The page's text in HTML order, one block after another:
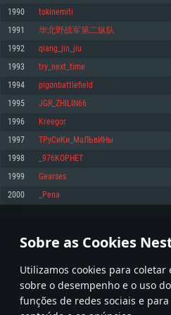
Sobre as Cookies
Utilizamos cookies para
sobre o desempenho e o uso
funções de redes sociais e
Memória: 4GB
Placa Gráfica: Placa com DirectX 11:
GTX 660. Resolução mínima suportada:
Network: Internet de banda larga.
Disco: 23,1 GB
Recomendado
superior, Radeon RX 570 ou superior
Disco: 75,9 GB
Memória: 6 GB
Placa Gráfica: Intel Iris Pro 5200 (Mac),
Resolução mínima suportada: 720p
Network: Internet de banda larga.
Disco: 21,5 GB
Recomendado
Network: Internet de banda larga.
Memória: 4 GB
Placa Gráfica: NVIDIA 660 com os
meses) / equivalentes AMD com os
Vulkan (não mais de 6 meses);
Network: Internet de banda larga.
Disco: 21,5 GB
Recomendado
Sistema Operativo: Ubuntu 20.04 64bit
Processador: Intel Core i7
Memória: 16 GB
Placa Gráfica: NVIDIA 1060 com os
meses) / equivalentes AMD (Radeon
Network: Internet de banda larga.
1990 tokinemiti
1991 华北野战军第二纵队
1992 qiang_jin_jiu
1993 try_next_time
1994 pigonbattlefield
1995 JGR_ZHILIN66
1996 Kreegor
1997 ТРуСиКи_МаЛЬвИНы
1998 _976KOPHET
1999 Gearses
2000 _Pena